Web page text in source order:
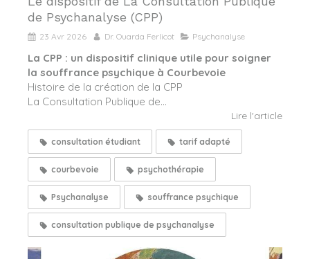
de Psychanalyse (CPP)
23 Avr 2026 Dr. Ouarda Ferlicot Psychanalyse
La CPP : un dispositif clinique utile pour soigner
la souffrance psychique à Courbevoie
Histoire de la création de la CPP
La Consultation Publique de...
Lire l'article
consultation étudiant tarif adapté
courbevoie psychothérapie
Psychanalyse souffrance psychique
consultation publique de psychanalyse